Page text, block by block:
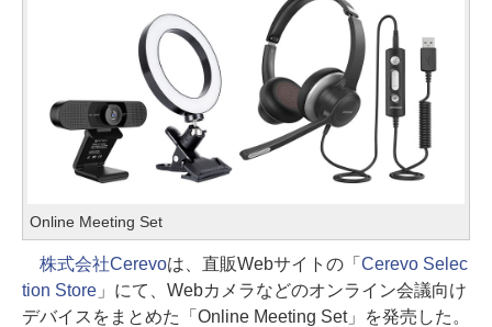
Online Meeting Set
株式会社Cerevoは、直販Webサイトの「 Cerevo Selec
tion Store」にて、Webカメラなどのオンライン会議向け
デバイスをまとめた「Online Meeting Set」を発売した。